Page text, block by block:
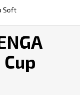
Soft